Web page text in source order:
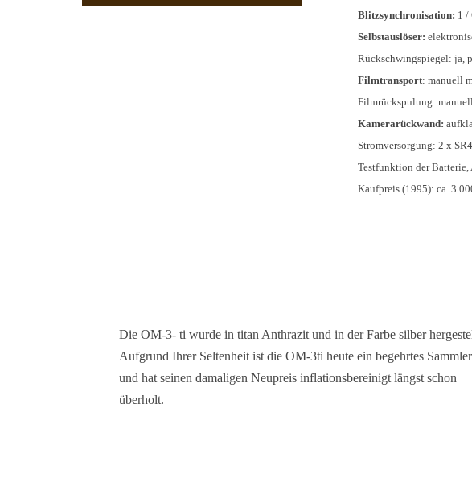
Blitzsynchronisation: 1 /
Selbstauslöser:
Rückschwingspiegel: ja,
Filmtransport: manuell
Filmrückspulung:
Kamerarückwand:
Stromversorgung: 2 x
Testfunktion der Batterie,
Kaufpreis (1995): ca.
Die OM-3- ti wurde in titan Anthrazit und in der Farbe silber
Aufgrund Ihrer Seltenheit ist die OM-3ti heute ein begehrtes
und hat seinen damaligen Neupreis inflationsbereinigt längst schon
überholt.